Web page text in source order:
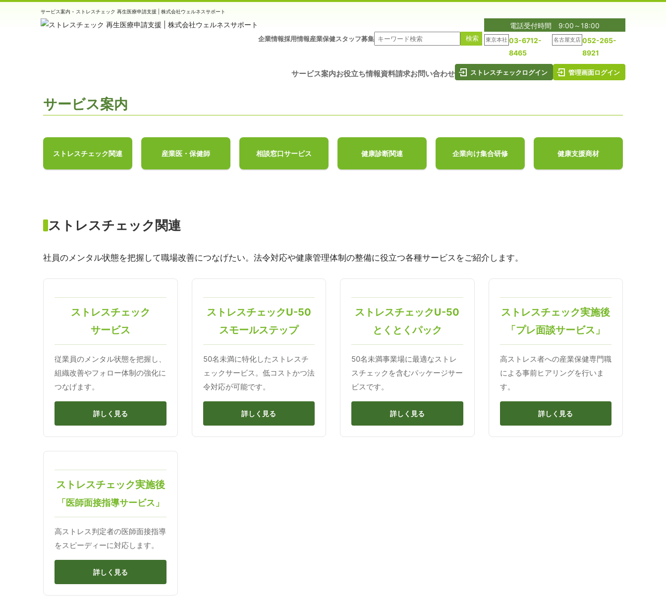
サービス案内 - ストレスチェック 再生医療申請支援 | 株式会社ウェルネスサポート
企業情報採用情報産業保健スタッフ募集
電話受付時間 9:00～18:00
東京本社 03-6712-
8465
名古屋支店 052-265-
8921
サービス案内お役立ち情報資料請求お問い合わせ ストレスチェックログイン 管理画面ログイン
サービス案内
ストレスチェック関連 産業医・保健師 相談窓口サービス 健康診断関連 企業向け集合研修 健康支援商材
ストレスチェック関連
社員のメンタル状態を把握して職場改善につなげたい。法令対応や健康管理体制の整備に役立つ各種サービスをご紹介します。
ストレスチェック
サービス
従業員のメンタル状態を把握し、
組織改善やフォロー体制の強化に
つなげます。
詳しく見る
ストレスチェックU-50
スモールステップ
50名未満に特化したストレスチ
ェックサービス。低コストかつ法
令対応が可能です。
詳しく見る
ストレスチェックU-50
とくとくパック
50名未満事業場に最適なストレ
スチェックを含むパッケージサー
ビスです。
詳しく見る
ストレスチェック実施後
「プレ面談サービス」
高ストレス者への産業保健専門職
による事前ヒアリングを行いま
す。
詳しく見る
ストレスチェック実施後
「医師面接指導サービス」
高ストレス判定者の医師面接指導
をスピーディーに対応します。
詳しく見る